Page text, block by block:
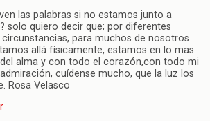
las palabras si no estamos junto a
solo quiero decir que; por diferentes
para muchos de nosotros
allá físicamente, estamos en lo mas
alma y con todo el corazón,con todo mi
cuídense mucho, que la luz los
Rosa Velasco